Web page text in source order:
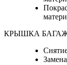
КРЫШКА